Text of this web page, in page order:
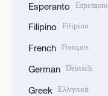
Esperanto Esperanto
Filipino Filipino
French Français
German Deutsch
Greek Ελληνικά